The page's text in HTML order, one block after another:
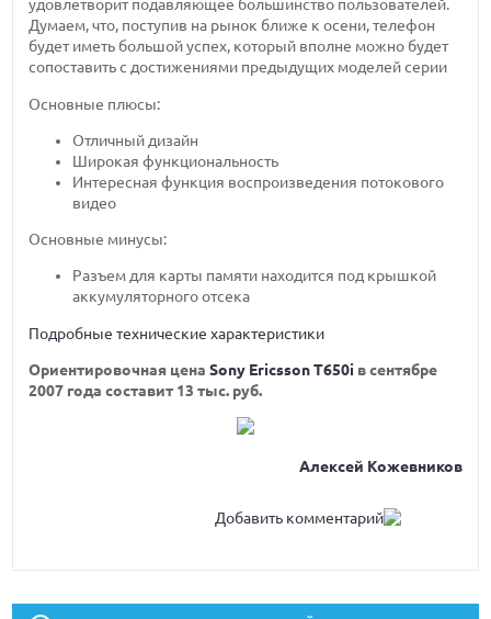
удовлетворит подавляющее большинство пользователей.
Думаем, что, поступив на рынок ближе к осени, телефон
будет иметь большой успех, который вполне можно будет
сопоставить с достижениями предыдущих моделей серии
Основные плюсы:
Отличный дизайн
Широкая функциональность
Интересная функция воспроизведения потокового
видео
Основные минусы:
Разъем для карты памяти находится под крышкой
аккумуляторного отсека
Подробные технические характеристики
Ориентировочная ценаSony Ericsson T650i в сентябре
2007 года составит 13 тыс. руб.
Алексей Кожевников
Добавить комментарий